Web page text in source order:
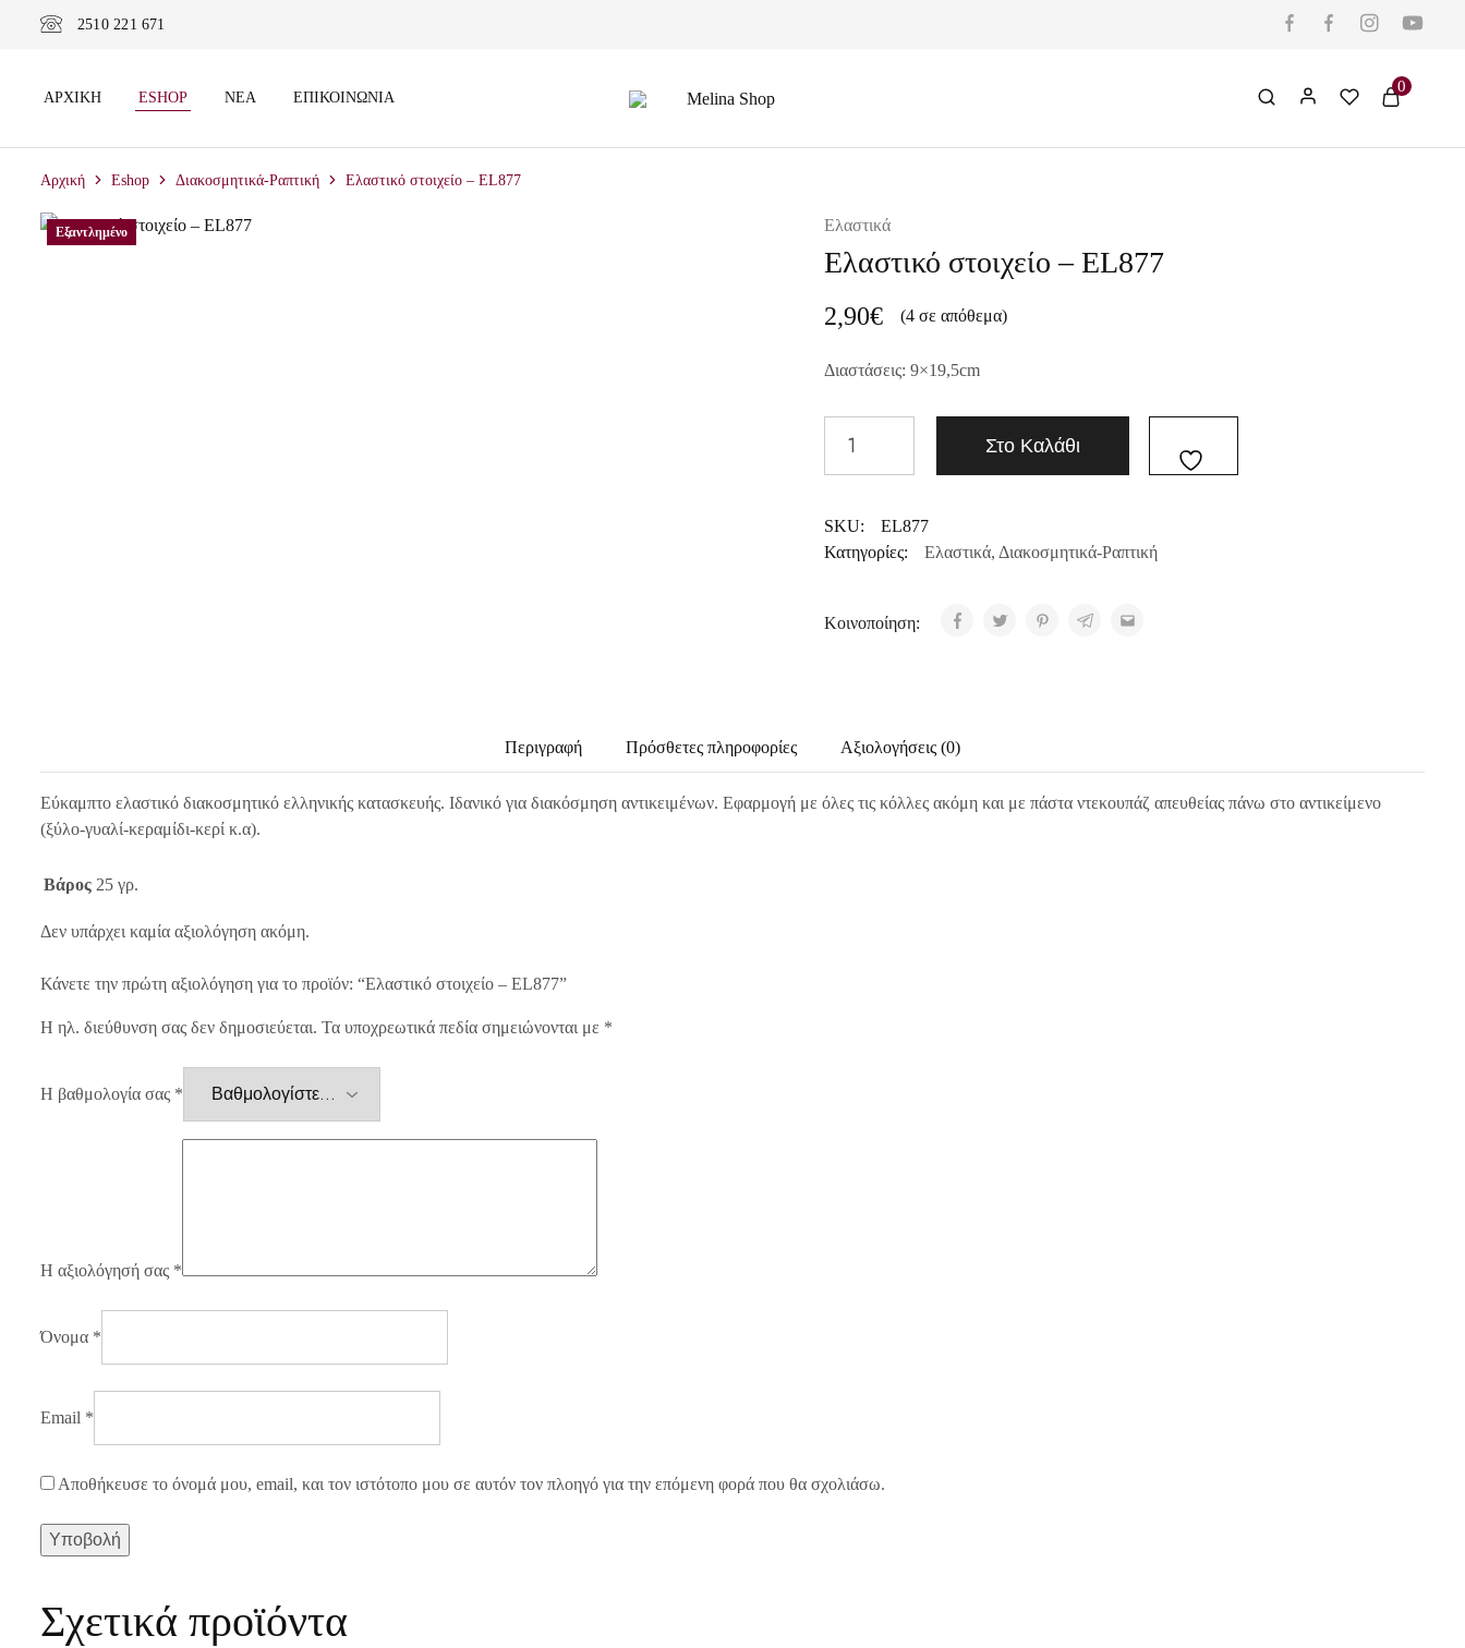
2510 221 671
ΑΡΧΙΚΉ ESHOP ΝΈΑ ΕΠΙΚΟΙΝΩΝΊΑ
Melina
0
Αρχική Eshop Διακοσμητικά-Ραπτική Ελαστικό στοιχείο – EL877
Ελαστικά
Ελαστικό στοιχείο – EL877
2,90€ (4 σε απόθεμα)
Διαστάσεις: 9×19,5cm
Στο Καλάθι
SKU:
EL877
Κατηγορίες:
Ελαστικά, Διακοσμητικά-Ραπτική
Κοινοποίηση:
Περιγραφή Πρόσθετες πληροφορίες Αξιολογήσεις (0)
Εύκαμπτο ελαστικό διακοσμητικό ελληνικής κατασκευής. Ιδανικό για διακόσμηση αντικειμένων. Εφαρμογή με όλες τις κόλλες ακόμη και με πάστα ντεκουπάζ απευθείας πάνω στο αντικείμενο
(ξύλο-γυαλί-κεραμίδι-κερί κ.α).
Βάρος 25 γρ.
Δεν υπάρχει καμία αξιολόγηση ακόμη.
Κάνετε την πρώτη αξιολόγηση για το προϊόν: “Ελαστικό στοιχείο – EL877”
Η ηλ. διεύθυνση σας δεν δημοσιεύεται. Τα υποχρεωτικά πεδία σημειώνονται με *
Η βαθμολογία σας *
Η αξιολόγησή σας *
Όνομα *
Email *
Αποθήκευσε το όνομά μου, email, και τον ιστότοπο μου σε αυτόν τον πλοηγό για την επόμενη φορά που θα σχολιάσω.
Σχετικά προϊόντα
Εξαντλημένο